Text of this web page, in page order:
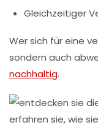
Gleichzeitiger
Wer sich für eine
sondern auch
nachhaltig.